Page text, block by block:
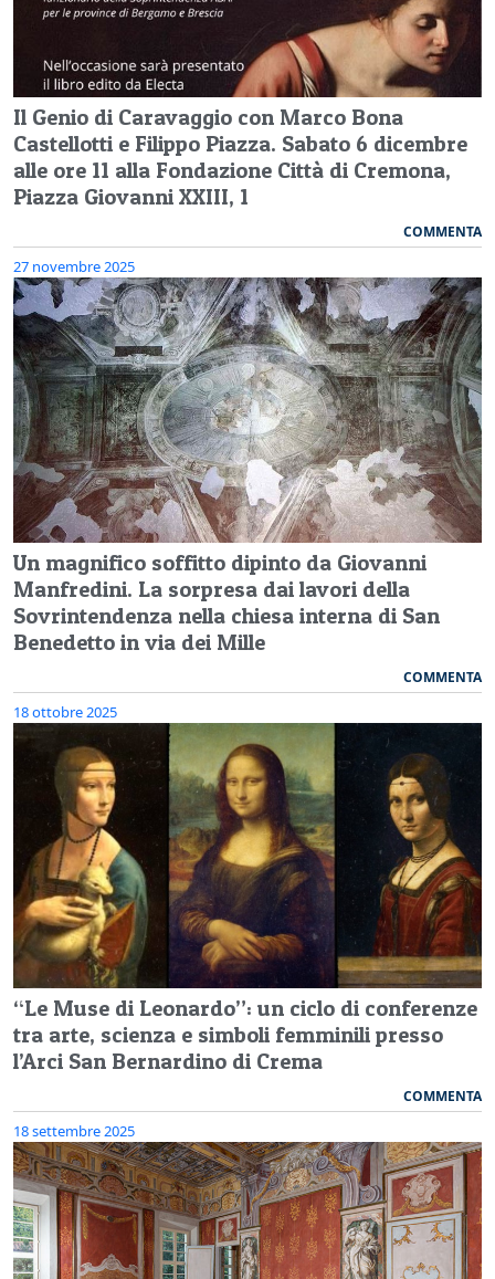
Il Genio di Caravaggio con Marco Bona
Castellotti e Filippo Piazza. Sabato 6 dicembre
alle ore 11 alla Fondazione Città di Cremona,
Piazza Giovanni XXIII, 1
COMMENTA
27 novembre 2025
Un magnifico soffitto dipinto da Giovanni
Manfredini. La sorpresa dai lavori della
Sovrintendenza nella chiesa interna di San
Benedetto in via dei Mille
COMMENTA
18 ottobre 2025
“Le Muse di Leonardo”: un ciclo di conferenze
tra arte, scienza e simboli femminili presso
l’Arci San Bernardino di Crema
COMMENTA
18 settembre 2025